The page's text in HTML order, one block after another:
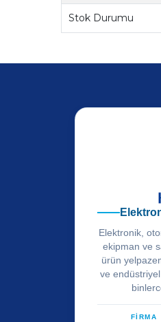
Stok Durumu
Elektronik,
ekipman ve
ürün
ve
FİRMA